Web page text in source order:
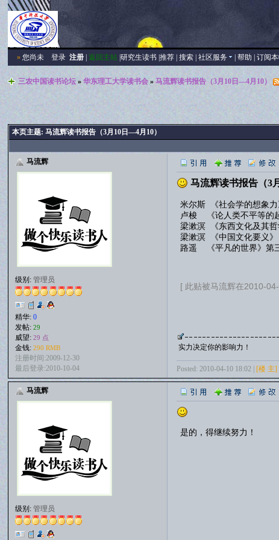
» 您尚未登录 注册 |返回主站 |研究生读书 |推荐 |搜索 |社区服务 |帮助 |订阅
三农中国读书论坛 »华东理工大学读书会 »马流辉读书报告（3月10日—4月10）
本页主题: 马流辉读书报告（3月10日—4月10）
马流辉
级别:管理员
精华:0
发帖:29
威望:29 点
金钱:290 RMB
注册时间:2009-12-30
最后登录:2010-10-04
马流辉读书报告（3
米尔斯 《社会学的想象力
卢梭 《论人类不平等的
梁漱溟 《东西文化及其哲
梁漱溟 《中国文化要义》
路遥 《平凡的世界》第
[ 此贴被马流辉在2010-
实力决定你的影响力！
Posted: 2010-04-10 18:02 | [楼 主]
马流辉
级别:管理员
是的，得继续努力！